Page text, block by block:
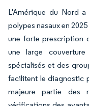
L'Amérique du Nord
polypes nasaux en
une forte prescription
une large
spécialisés et des
facilitent le diagnostic
majeure partie des